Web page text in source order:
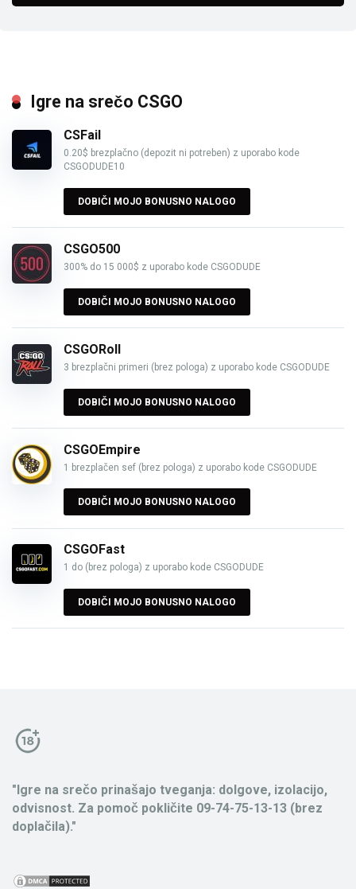
Igre na srečo CSGO
CSFail
0.20$ brezplačno (depozit ni potreben) z uporabo kode
CSGODUDE10
DOBIČI MOJO BONUSNO NALOGO
CSGO500
300% do 15 000$ z uporabo kode CSGODUDE
DOBIČI MOJO BONUSNO NALOGO
CSGORoll
3 brezplačni primeri (brez pologa) z uporabo kode CSGODUDE
DOBIČI MOJO BONUSNO NALOGO
CSGOEmpire
1 brezplačen sef (brez pologa) z uporabo kode CSGODUDE
DOBIČI MOJO BONUSNO NALOGO
CSGOFast
1 do (brez pologa) z uporabo kode CSGODUDE
DOBIČI MOJO BONUSNO NALOGO
"Igre na srečo prinašajo tveganja: dolgove, izolacijo,
odvisnost. Za pomoč pokličite 09-74-75-13-13 (brez
doplačila)."